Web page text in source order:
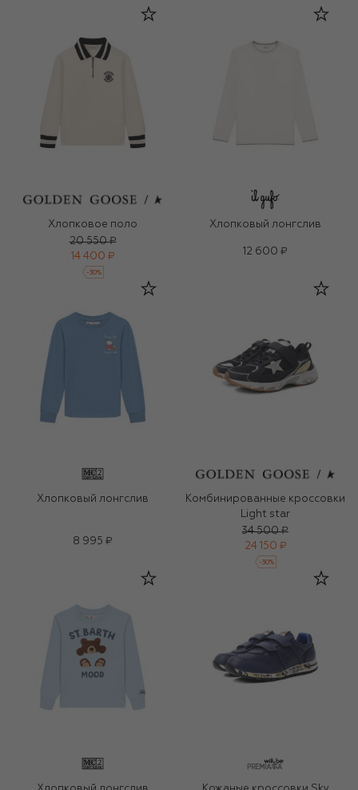
Хлопковое поло
20 550 ₽
14 400 ₽
-30%
Хлопковый лонгслив
12 600 ₽
Хлопковый лонгслив
8 995 ₽
Комбинированные кроссовки
Light star
34 500 ₽
24 150 ₽
-30%